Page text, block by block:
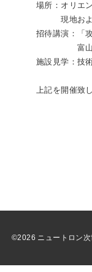
場所：オリエ
現地および
招待講演：「
富山市政
施設見学：技
上記を開催致
©2026 ニュートロン次